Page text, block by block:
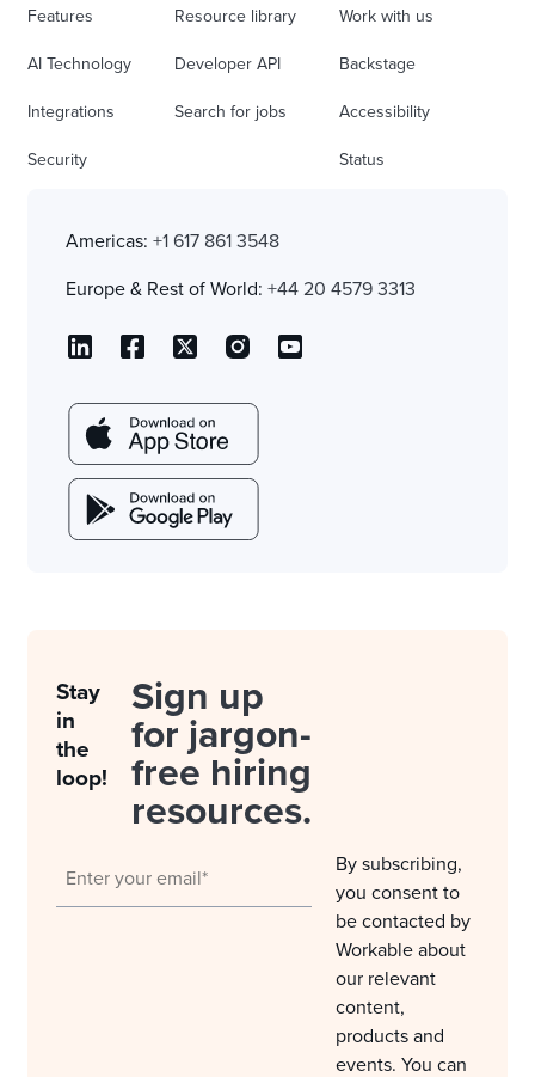
Features
AI Technology
Integrations
Security
Resource library
Developer API
Search for jobs
Work with us
Backstage
Accessibility
Status
Americas: +1 617 861 3548
Europe & Rest of World: +44 20 4579 3313
Stay
in
the
loop!
Sign up
for jargon-
free hiring
resources.
By subscribing,
you consent to
be contacted by
Workable about
our relevant
content,
products and
events. You can